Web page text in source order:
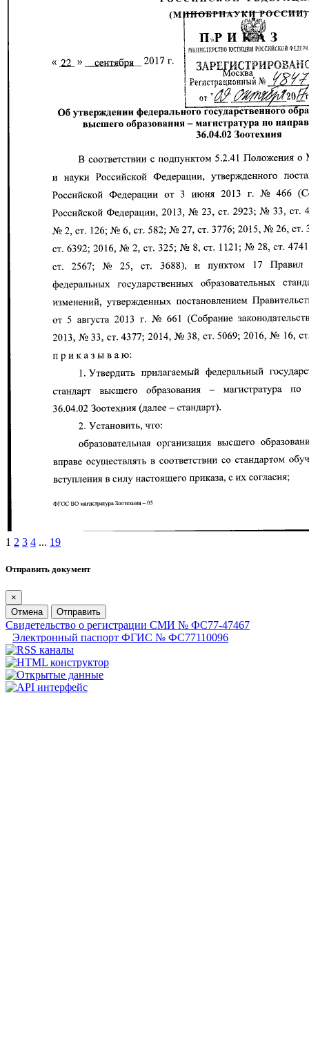
1 2 3 4 ... 19
Отправить документ
×
Отмена
Отправить
Свидетельство о регистрации СМИ № ФС77-47467
Электронный паспорт ФГИС № ФС77110096